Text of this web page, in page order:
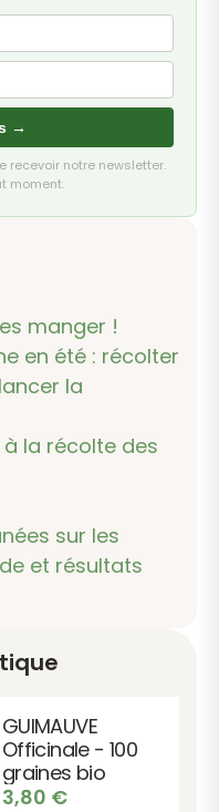
→
recevoir notre newsletter.
moment.
manger !
en été : récolter
la
la récolte des
sur les
et résultats
GUIMAUVE
Officinale - 100
graines bio
3,80 €